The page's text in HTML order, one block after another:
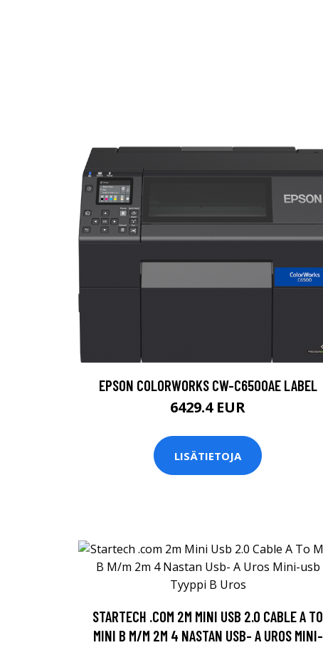
EPSON COLORWORKS CW-C6500AE LABEL
6429.4 EUR
LISÄTIETOJA
STARTECH .COM 2M MINI USB 2.0 CABLE A TO
MINI B M/M 2M 4 NASTAN USB- A UROS MINI-